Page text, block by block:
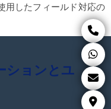
用したフィールド対応の
ションとユ